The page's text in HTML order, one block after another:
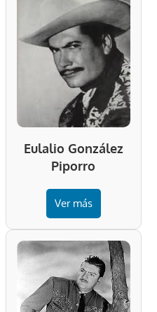
Eulalio González
Piporro
Ver más